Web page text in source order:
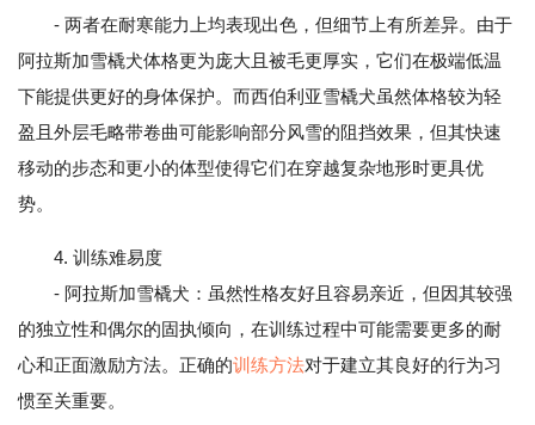
- 两者在耐寒能力上均表现出色，但细节上有所差异。由于
阿拉斯加雪橇犬体格更为庞大且被毛更厚实，它们在极端低温
下能提供更好的身体保护。而西伯利亚雪橇犬虽然体格较为轻
盈且外层毛略带卷曲可能影响部分风雪的阻挡效果，但其快速
移动的步态和更小的体型使得它们在穿越复杂地形时更具优
势。
4. 训练难易度
- 阿拉斯加雪橇犬：虽然性格友好且容易亲近，但因其较强
的独立性和偶尔的固执倾向，在训练过程中可能需要更多的耐
心和正面激励方法。正确的训练方法对于建立其良好的行为习
惯至关重要。